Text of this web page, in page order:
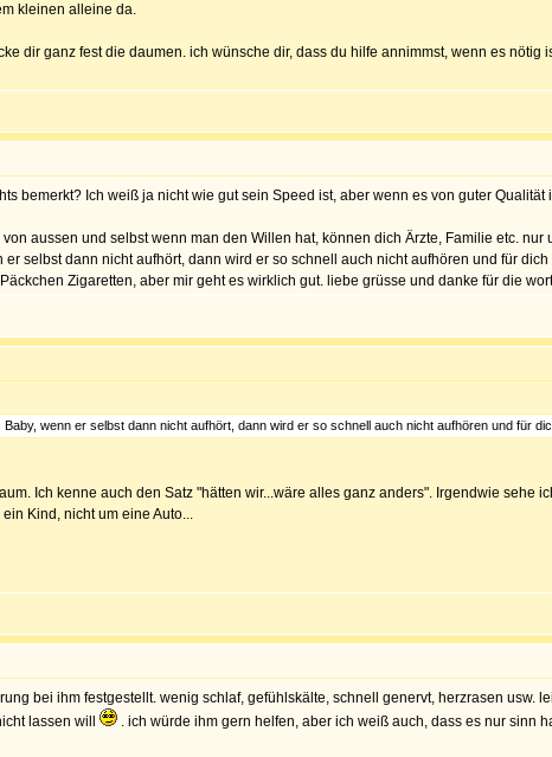
kleinen alleine da.
dir ganz fest die daumen. ich wünsche dir, dass du hilfe annimmst, wenn es
bemerkt? Ich weiß ja nicht wie gut sein Speed ist, aber wenn es von guter
aussen und selbst wenn man den Willen hat, können dich Ärzte, Familie etc.
selbst dann nicht aufhört, dann wird er so schnell auch nicht aufhören und für
Zigaretten, aber mir geht es wirklich gut. liebe grüsse und danke für die
wenn er selbst dann nicht aufhört, dann wird er so schnell auch nicht aufhören und für
Ich kenne auch den Satz "hätten wir...wäre alles ganz anders". Irgendwie sehe
Kind, nicht um eine Auto...
bei ihm festgestellt. wenig schlaf, gefühlskälte, schnell genervt, herzrasen usw.
lassen will
. ich würde ihm gern helfen, aber ich weiß auch, dass es nur sinn